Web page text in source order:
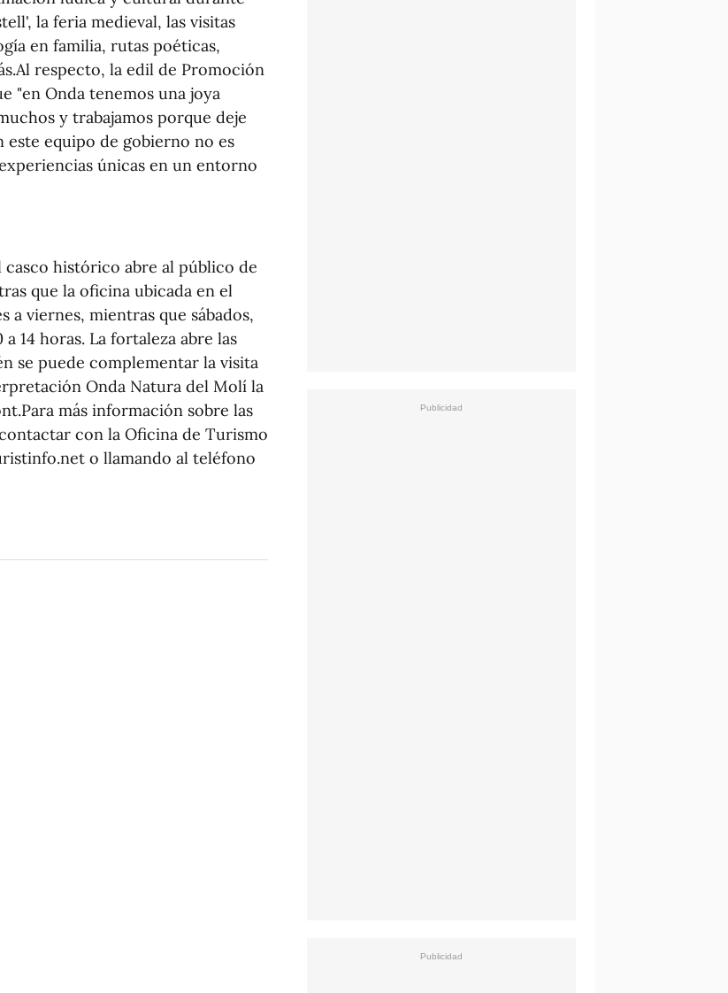
la feria medieval, las visitas
en familia, rutas poéticas,
respecto, la edil de Promoción
"en Onda tenemos una joya
y trabajamos porque deje
este equipo de gobierno no es
únicas en un entorno
histórico abre al público de
que la oficina ubicada en el
a viernes, mientras que sábados,
14 horas. La fortaleza abre las
se puede complementar la visita
Onda Natura del Molí la
más información sobre las
con la Oficina de Turismo
o llamando al teléfono